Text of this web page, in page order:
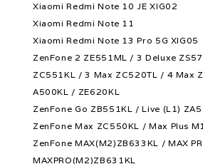
Xiaomi Redmi Note 10 JE XIG02
Xiaomi Redmi Note 11
Xiaomi Redmi Note 13 Pro 5G XIG05
ZenFone 2 ZE551ML / 3 Deluxe
ZC551KL / 3 Max ZC520TL / 4 Max
A500KL / ZE620KL
ZenFone Go ZB551KL / Live (L1)
ZenFone Max ZC550KL / Max Plus
ZenFone MAX(M2)ZB633KL / MAX
MAXPRO(M2)ZB631KL